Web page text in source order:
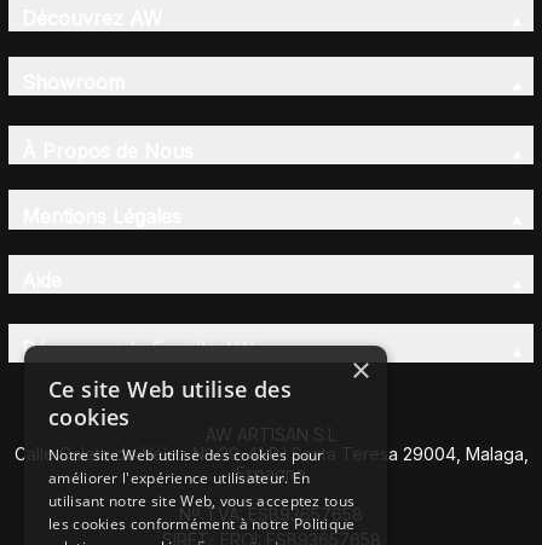
Découvrez la Famille AW
AW ARTISAN S.L
Calle Caleta de Vélez Nº 39-41 P.I Santa Teresa 29004, Malaga,
Espagne
Nº TVA: ESB93657658
SIRET- EROI: ESB93657658
×
Ce site Web utilise des
cookies
Notre site Web utilise des cookies pour
améliorer l'expérience utilisateur. En
utilisant notre site Web, vous acceptez tous
les cookies conformément à notre Politique